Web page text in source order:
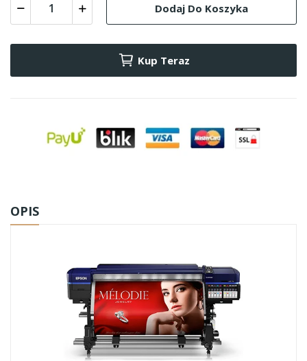
Dodaj Do Koszyka
Kup Teraz
OPIS